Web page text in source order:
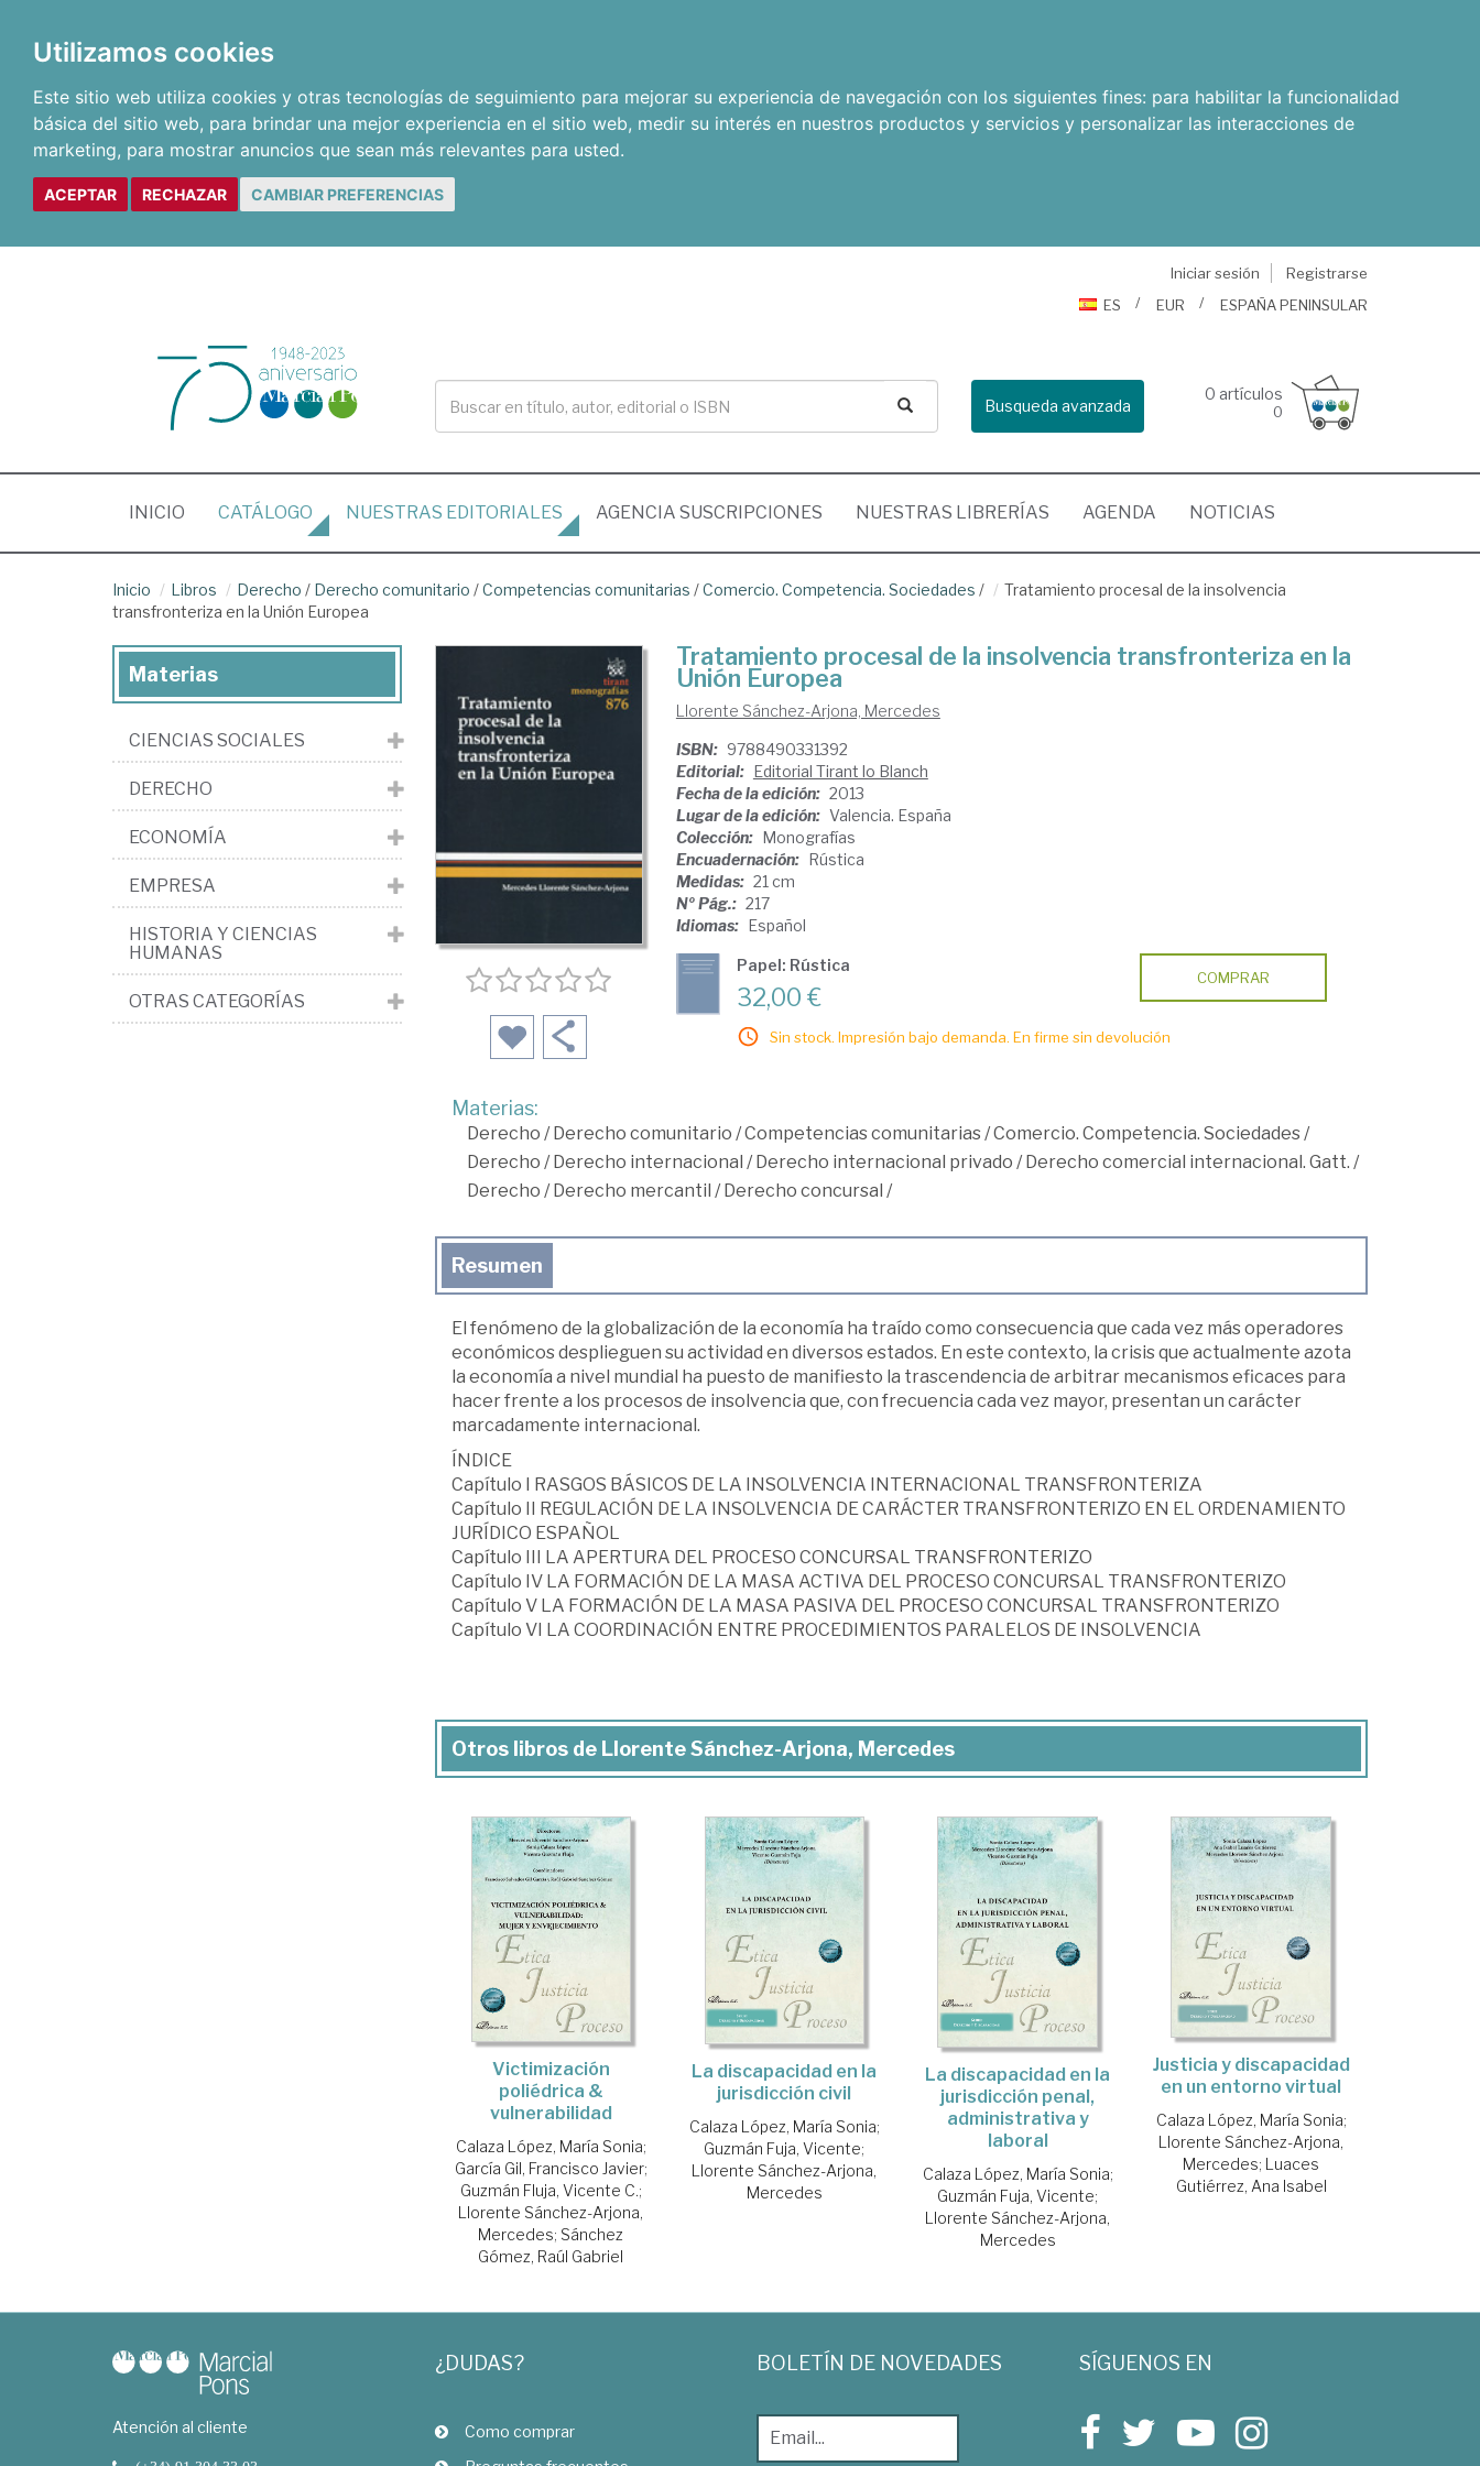
Utilizamos cookies
Este sitio web utiliza cookies y otras tecnologías de seguimiento para mejorar su experiencia de navegación con los siguientes fines: para habilitar la funcionalidad
básica del sitio web, para brindar una mejor experiencia en el sitio web, medir su interés en nuestros productos y servicios y personalizar las interacciones de
marketing, para mostrar anuncios que sean más relevantes para usted.
ACEPTAR RECHAZAR CAMBIAR PREFERENCIAS
Iniciar sesión
Registrarse
ES
EUR ESPAÑA PENINSULAR
Busqueda avanzada
0 artículos
0
INICIO (CURRENT)
CATÁLOGO NUESTRAS EDITORIALES AGENCIA SUSCRIPCIONES NUESTRAS LIBRERÍAS AGENDA NOTICIAS
Inicio Libros Derecho / Derecho comunitario /Competencias comunitarias /Comercio. Competencia. Sociedades /
Tratamiento procesal de la insolvencia
transfronteriza en la Unión Europea
Tratamiento procesal de la insolvencia transfronteriza en la
Unión Europea
Llorente Sánchez-Arjona, Mercedes
ISBN: 9788490331392
Editorial: Editorial Tirant lo Blanch
Fecha de la edición: 2013
Lugar de la edición: Valencia. España
Colección: Monografías
Encuadernación: Rústica
Medidas: 21 cm
Nº Pág.: 217
Idiomas: Español
Papel: Rústica
32,00 €
Sin stock. Impresión bajo demanda. En firme sin devolución
COMPRAR
Materias:
Derecho /Derecho comunitario /Competencias comunitarias/Comercio. Competencia. Sociedades/
Derecho /Derecho internacional /Derecho internacional privado /Derecho comercial internacional. Gatt. /
Derecho /Derecho mercantil /Derecho concursal /
Resumen
El fenómeno de la globalización de la economía ha traído como consecuencia que cada vez más operadores
económicos desplieguen su actividad en diversos estados. En este contexto, la crisis que actualmente azota
la economía a nivel mundial ha puesto de manifiesto la trascendencia de arbitrar mecanismos eficaces para
hacer frente a los procesos de insolvencia que, con frecuencia cada vez mayor, presentan un carácter
marcadamente internacional.
ÍNDICE
Capítulo I RASGOS BÁSICOS DE LA INSOLVENCIA INTERNACIONAL TRANSFRONTERIZA
Capítulo II REGULACIÓN DE LA INSOLVENCIA DE CARÁCTER TRANSFRONTERIZO EN EL ORDENAMIENTO
JURÍDICO ESPAÑOL
Capítulo III LA APERTURA DEL PROCESO CONCURSAL TRANSFRONTERIZO
Capítulo IV LA FORMACIÓN DE LA MASA ACTIVA DEL PROCESO CONCURSAL TRANSFRONTERIZO
Capítulo V LA FORMACIÓN DE LA MASA PASIVA DEL PROCESO CONCURSAL TRANSFRONTERIZO
Capítulo VI LA COORDINACIÓN ENTRE PROCEDIMIENTOS PARALELOS DE INSOLVENCIA
Otros libros de Llorente Sánchez-Arjona, Mercedes
Victimización
poliédrica &
vulnerabilidad
Calaza López, María Sonia;
García Gil, Francisco Javier;
Guzmán Fluja, Vicente C.;
Llorente Sánchez-Arjona,
Mercedes; Sánchez
Gómez, Raúl Gabriel
La discapacidad en la
jurisdicción civil
Calaza López, María Sonia;
Guzmán Fuja, Vicente;
Llorente Sánchez-Arjona,
Mercedes
La discapacidad en la
jurisdicción penal,
administrativa y
laboral
Calaza López, María Sonia;
Guzmán Fuja, Vicente;
Llorente Sánchez-Arjona,
Mercedes
Justicia y discapacidad
en un entorno virtual
Calaza López, María Sonia;
Llorente Sánchez-Arjona,
Mercedes; Luaces
Gutiérrez, Ana Isabel
Materias
CIENCIAS SOCIALES
DERECHO
ECONOMÍA
EMPRESA
HISTORIA Y CIENCIAS
HUMANAS
OTRAS CATEGORÍAS
Atención al cliente
¿DUDAS?
Como comprar
BOLETÍN DE NOVEDADES SÍGUENOS EN